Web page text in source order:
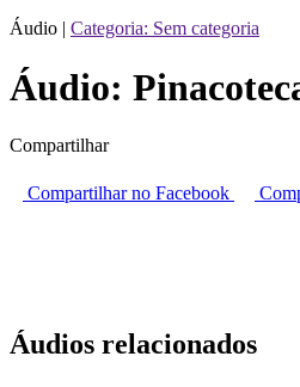
Áudio | Categoria: Sem categoria
Áudio:
Compartilhar
Compartilhar no Facebook
Áudios relacionados